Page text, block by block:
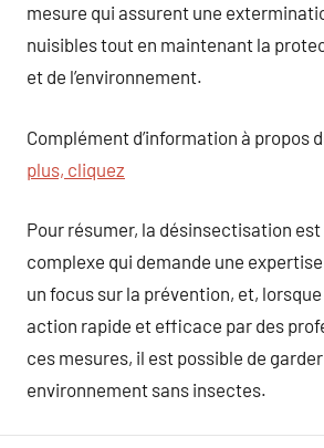
mesure qui assurent une
nuisibles tout en maintenant la
et de l’environnement.
Complément d’information à propos
plus, cliquez
Pour résumer, la désinsectisation
complexe qui demande une
un focus sur la prévention, et,
action rapide et efficace par des
ces mesures, il est possible de
environnement sans insectes.